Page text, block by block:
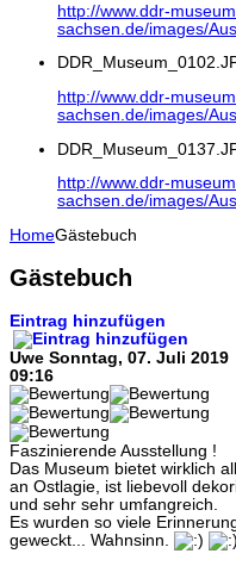
http://www.ddr-
sachsen.de/images/
http://www.ddr-
sachsen.de/images/
http://www.ddr-
sachsen.de/images/
HomeGästebuch
Gästebuch
Eintrag hinzufügen
Uwe Sonntag, 07. Juli 2019
09:16
Faszinierende Ausstellung !
Das Museum bietet wirklich
an Ostlagie, ist liebevoll
und sehr sehr umfangreich.
Es wurden so viele
geweckt... Wahnsinn.